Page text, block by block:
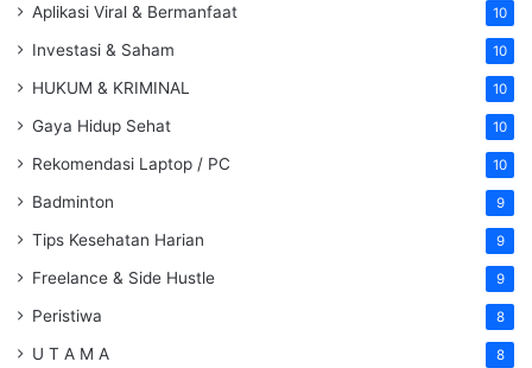
Aplikasi Viral & Bermanfaat 10
Investasi & Saham 10
HUKUM & KRIMINAL 10
Gaya Hidup Sehat 10
Rekomendasi Laptop / PC 10
Badminton 9
Tips Kesehatan Harian 9
Freelance & Side Hustle 9
Peristiwa 8
U T A M A 8